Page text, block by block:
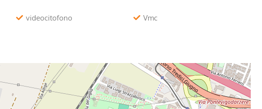
videocitofono Vmc